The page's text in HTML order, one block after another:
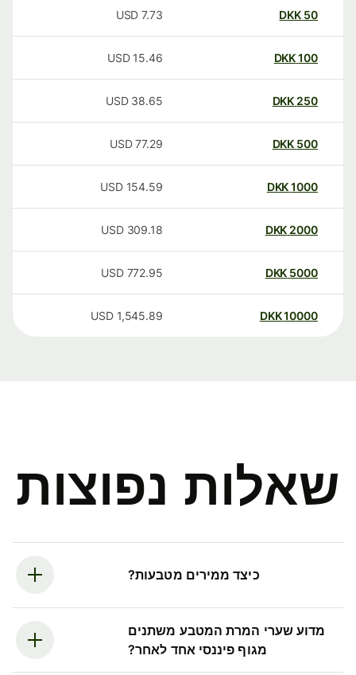
50
DKK
7.73
USD
100
DKK
15.46
USD
250
DKK
38.65
USD
500
DKK
77.29
USD
1000
DKK
154.59
USD
2000
DKK
309.18
USD
5000
DKK
772.95
USD
10000
DKK
1,545.89
USD
שאלות נפוצות
כיצד ממירים מטבעות?
מדוע שערי המרת המטבע משתנים
מגוף פיננסי אחד לאחר?